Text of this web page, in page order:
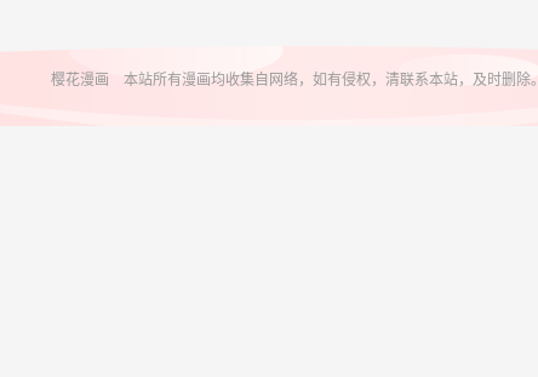
樱花漫画 本站所有漫画均收集自网络，如有侵权，清联系本站，及时删除。